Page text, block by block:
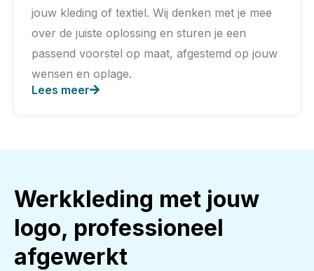
jouw kleding of textiel. Wij denken met je mee
over de juiste oplossing en sturen je een
passend voorstel op maat, afgestemd op jouw
wensen en oplage.
Lees meer
Werkkleding met jouw
logo, professioneel
afgewerkt